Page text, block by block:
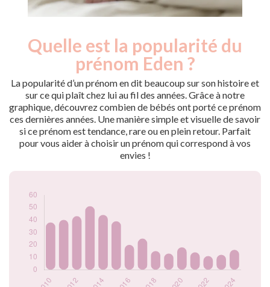
Quelle est la popularité du
prénom Eden ?
La popularité d’un prénom en dit beaucoup sur son histoire et
sur ce qui plaît chez lui au fil des années. Grâce à notre
graphique, découvrez combien de bébés ont porté ce prénom
ces dernières années. Une manière simple et visuelle de savoir
si ce prénom est tendance, rare ou en plein retour. Parfait
pour vous aider à choisir un prénom qui correspond à vos
envies !
Année
Nouveaux-
nés
2010
38
2011
40
2012
43
2013
51
2014
44
2015
39
2019
2021
14
2022
2023
16